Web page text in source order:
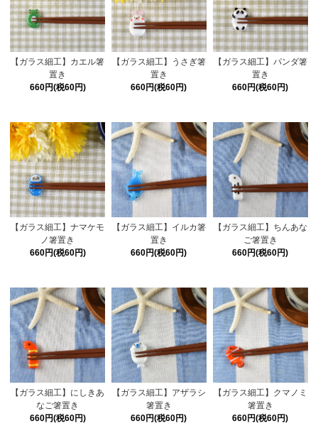
【ガラス細工】カエル箸
置き
660円(税60円)
【ガラス細工】うさぎ箸
置き
660円(税60円)
【ガラス細工】パンダ箸
置き
660円(税60円)
【ガラス細工】ナマケモ
ノ箸置き
660円(税60円)
【ガラス細工】イルカ箸
置き
660円(税60円)
【ガラス細工】ちんあな
ご箸置き
660円(税60円)
【ガラス細工】にしきあ
なご箸置き
660円(税60円)
【ガラス細工】アザラシ
箸置き
660円(税60円)
【ガラス細工】クマノミ
箸置き
660円(税60円)